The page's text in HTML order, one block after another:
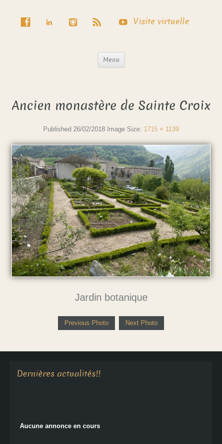
Visite virtuelle
Menu
Ancien monastère de Sainte Croix
Published 26/02/2018 Image Size: 1715 × 1139
Jardin botanique
Previous Photo Next Photo
Dernières actualités!!
Aucune annonce en cours
Aucune annonce en cours